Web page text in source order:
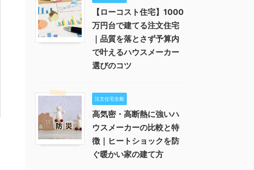
【ローコスト住宅】1000
万円台で建てる注文住宅
｜品質を落とさず予算内
で叶えるハウスメーカー
選びのコツ
注文住宅全般
高気密・高断熱に強いハ
ウスメーカーの比較と特
徴｜ヒートショックを防
ぐ暖かい家の建て方